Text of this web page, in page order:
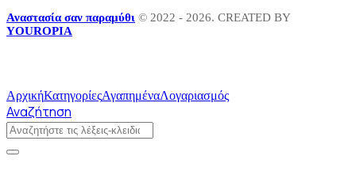
Αναστασία σαν παραμύθι © 2022 - 2026. CREATED BY
YOUROPIA
ΑρχικήΚατηγορίεςΑγαπημέναΛογαριασμός
Αναζήτηση